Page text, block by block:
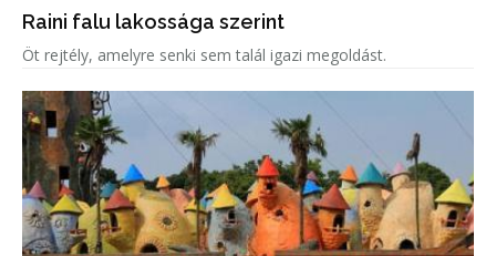
Raini falu lakossága szerint
Öt rejtély, amelyre senki sem talál igazi megoldást.